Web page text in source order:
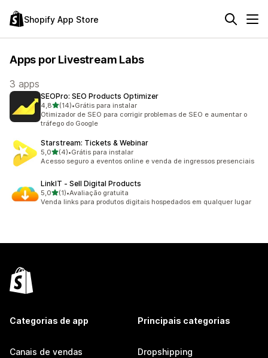
Shopify App Store
Apps por Livestream Labs
3 apps
SEOPro: SEO Products Optimizer
4,8de 5 estrelas
(14)
14 avaliações ao todo
•Grátis para instalar
Otimizador de SEO para corrigir problemas de SEO e aumentar o
tráfego do Google
Starstream: Tickets & Webinar
5,0de 5 estrelas
(4)
4 avaliações ao todo
•Grátis para instalar
Acesso seguro a eventos online e venda de ingressos presenciais
LinkIT ‑ Sell Digital Products
5,0de 5 estrelas
(1)
1 avaliações ao todo
•Avaliação gratuita
Venda links para produtos digitais hospedados em qualquer lugar
Categorias de app
Canais de vendas
Principais categorias
Dropshipping